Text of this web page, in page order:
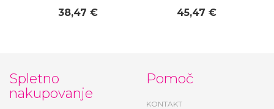
38,47 € 45,47 €
Spletno
nakupovanje
Pomoč
KONTAKT